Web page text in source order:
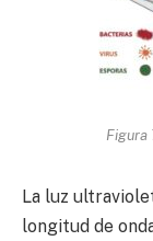
Figura
La luz
longitud de